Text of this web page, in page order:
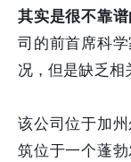
其实是很不靠
司的前首席科
况，但是缺乏相
该公司位于加
筑位于一个蓬